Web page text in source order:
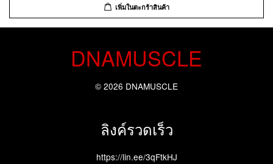
เพิ่มในตะกร้าสินค้า
DNAMUSCLE
© 2026 DNAMUSCLE
ลิงค์รวดเร็ว
https://lin.ee/3qFtkHJ